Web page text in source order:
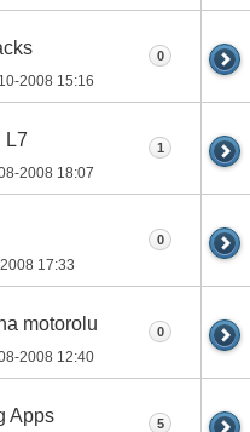
2008 15:16
0
L7
2008 18:07
1
17:33
0
motorolu
2008 12:40
0
Apps 5